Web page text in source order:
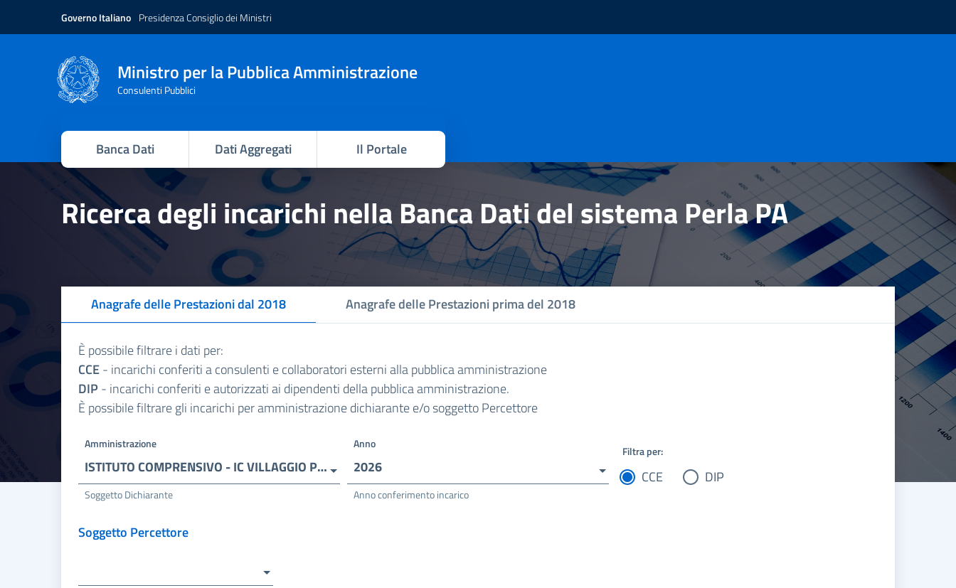
Governo Italiano Presidenza Consiglio dei Ministri
Ministro per la Pubblica Amministrazione
Consulenti Pubblici
Banca Dati Dati Aggregati Il Portale
Ricerca degli incarichi nella Banca Dati del sistema Perla PA
Anagrafe delle Prestazioni dal 2018 Anagrafe delle Prestazioni prima del 2018
È possibile filtrare i dati per:
CCE- incarichi conferiti a consulenti e collaboratori esterni alla pubblica amministrazione
DIP - incarichi conferiti e autorizzati ai dipendenti della pubblica amministrazione.
È possibile filtrare gli incarichi per amministrazione dichiarante e/o soggetto Percettore
Amministrazione
ISTITUTO COMPRENSIVO - IC VILLAGGIO PRENESTINO
Soggetto Dichiarante
Anno
2026
Anno conferimento incarico
Filtra per:
CCE DIP
Soggetto Percettore